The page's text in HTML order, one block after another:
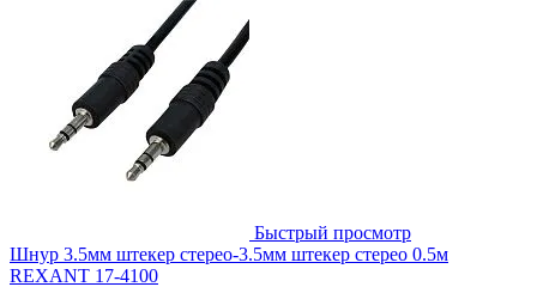
Быстрый просмотр
Шнур 3.5мм штекер стерео-3.5мм штекер стерео 0.5м
REXANT 17-4100